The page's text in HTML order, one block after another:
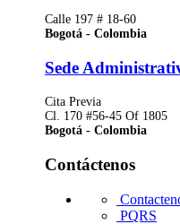
Calle 197 # 18-60
Bogotá - Colombia
Sede
Cita Previa
Cl. 170 #56-45 Of 1805
Bogotá - Colombia
Contáctenos
PQRS